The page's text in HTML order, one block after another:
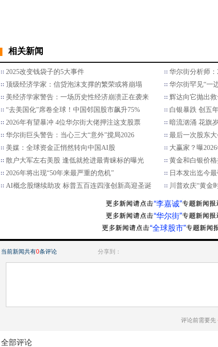
相关新闻
2025改变钱袋子的5大事件
华尔街分析师
顶级经济学家：信贷泡沫支撑的繁荣或将崩塌
华尔街罕见“一
美经济学家警告：一场历史性经济崩溃正在袭来
辉达向它抛出
“去美国化”席卷全球！中国邻国股市飙升75%
白银暴跌 创五
2026年有望暴冲 4位华尔街大佬押注这支股票
暗流汹涌 花旗
华尔街巨头警告：当心三大“意外”搅局2026
最后一次股东
美媒：全球资金正悄然转向中国AI股
大赢家？曝
散户大军左右美股 逢低就抢进最青睐标的曝光
黄金和白银价
2026年将出现“50年来最严重的危机”
日本发出迄今
AI概念股继续助攻 标普五百连四涨创新高迎圣诞
川普欢庆“黄金
“李嘉诚”
“华尔街”
“全球股市”
当前新闻共有0条评论 分享到：
评论前需要先
全部评论